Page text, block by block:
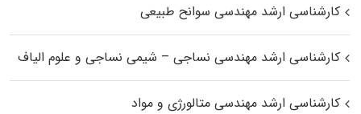
کارشناسی ارشد مهندسی سوانح طبیعی
کارشناسی ارشد مهندسی نساجی – شیمی نساجی و علوم الیاف
کارشناسی ارشد مهندسی متالورژی و مواد